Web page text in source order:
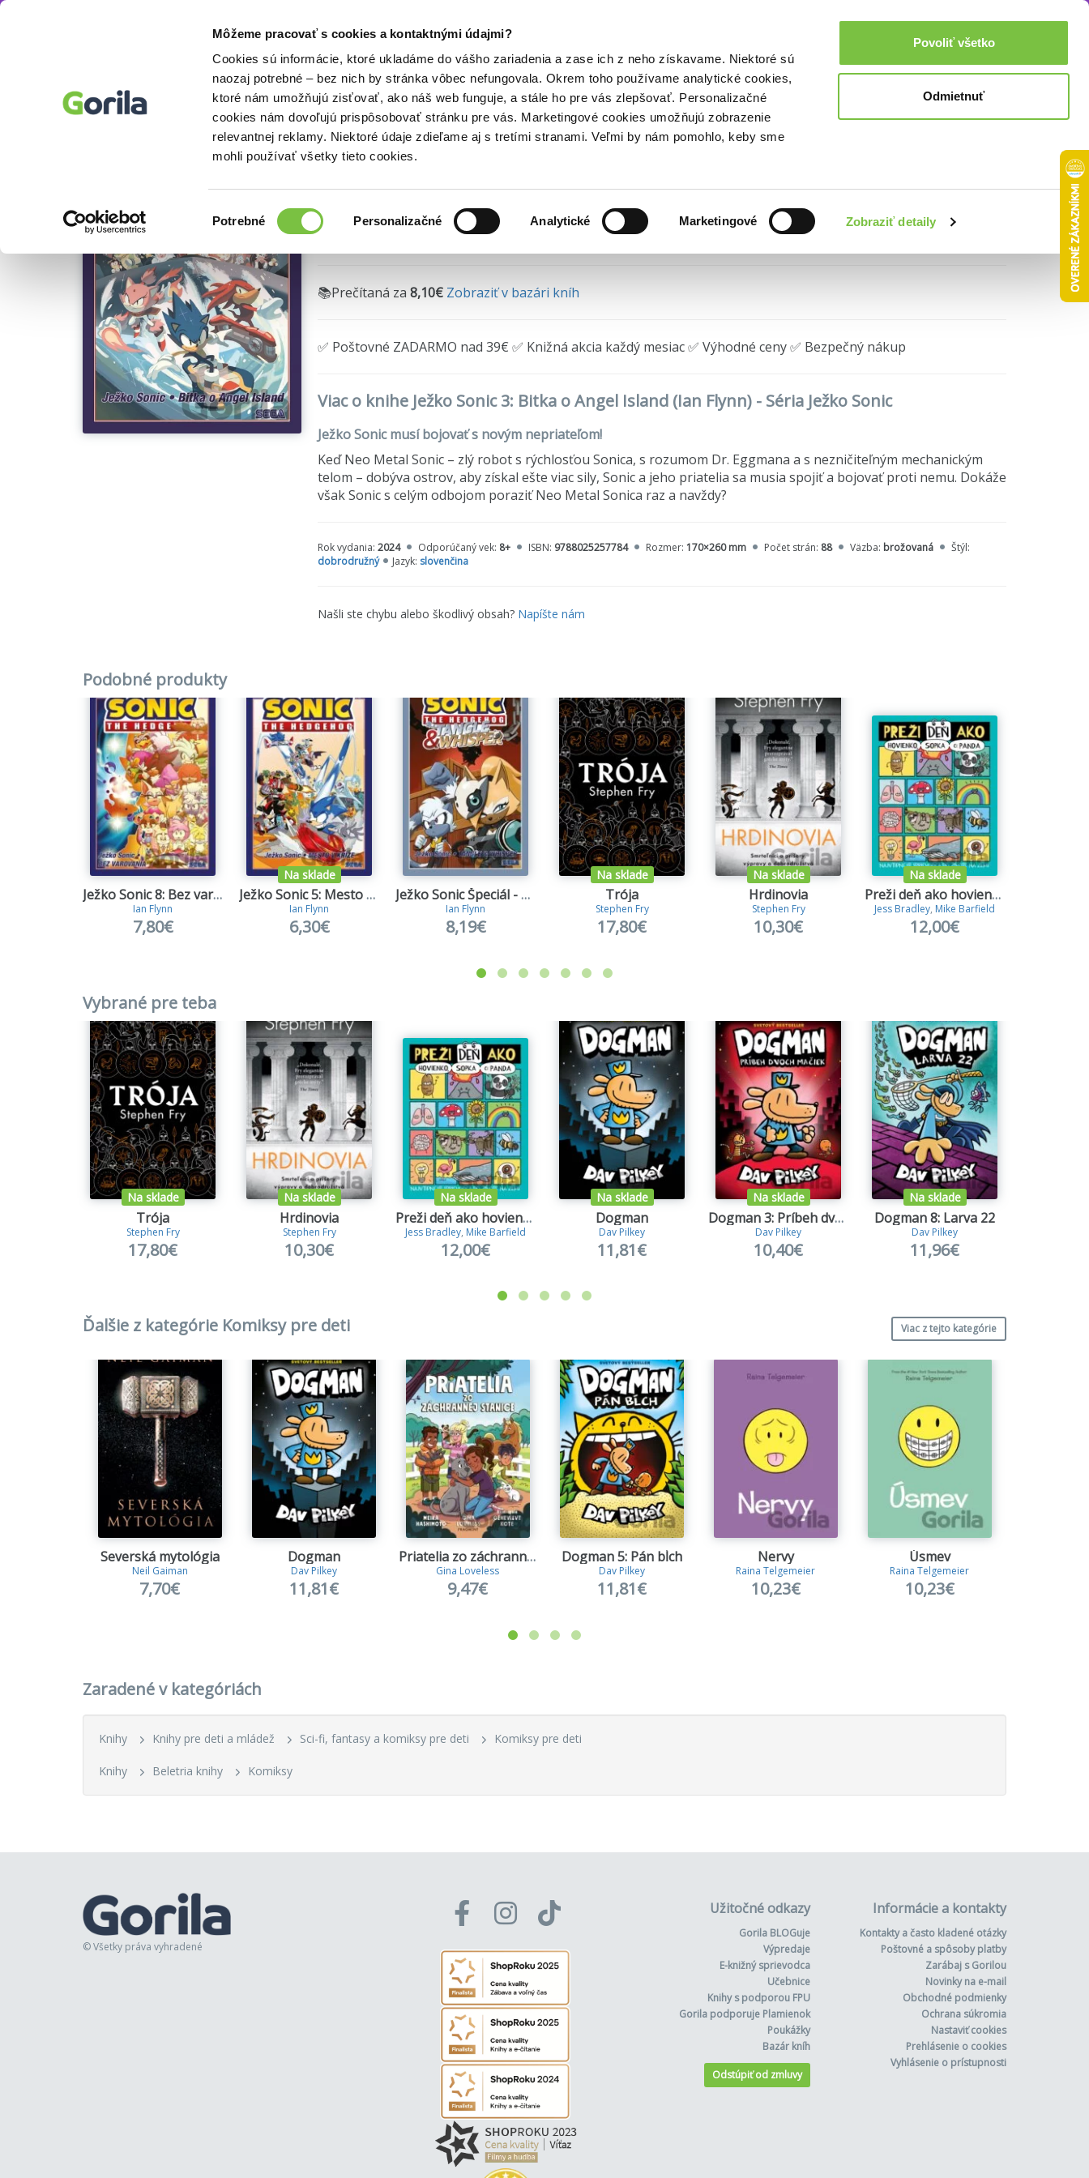
Môžeme pracovať s cookies a kontaktnými údajmi?
Cookies sú informácie, ktoré ukladáme do vášho zariadenia a zase ich z neho získavame. Niektoré sú
naozaj potrebné – bez nich by stránka vôbec nefungovala. Okrem toho používame analytické cookies,
ktoré nám umožňujú zisťovať, ako náš web funguje, a stále ho pre vás zlepšovať. Personalizačné
cookies nám dovoľujú prispôsobovať stránku pre vás. Marketingové cookies umožňujú zobrazenie
relevantnej reklamy. Niektoré údaje zdieľame aj s tretími stranami. Veľmi by nám pomohlo, keby sme
mohli používať všetky tieto cookies.
súhlasu
Potrebné Personalizačné Analytické Marketingové Zobraziť detaily
Povoliť všetko
Odmietnuť
Doplnky Prihlásenie 0,00€
Knihy pre deti a mládež Sci-fi, fantasy a komiksy pre deti Komiksy pre deti Akcie a zľavy
Ukážka Ježko Sonic 3: Bitka o Angel Island
Ian Flynn•Egmont SK
🍎 Vypredané, sú však dostupné iné vydania
📚Prečítaná za 8,10€ Zobraziť v bazári kníh
✅ Poštovné ZADARMO nad 39€ ✅ Knižná akcia každý mesiac ✅ Výhodné ceny ✅ Bezpečný nákup
Viac o knihe Ježko Sonic 3: Bitka o Angel Island (Ian Flynn) - Séria Ježko Sonic
Ježko Sonic musí bojovať s novým nepriateľom!
Keď Neo Metal Sonic – zlý robot s rýchlosťou Sonica, s rozumom Dr. Eggmana a s nezničiteľným mechanickým
telom – dobýva ostrov, aby získal ešte viac sily, Sonic a jeho priatelia sa musia spojiť a bojovať proti nemu. Dokáže
však Sonic s celým odbojom poraziť Neo Metal Sonica raz a navždy?
Rok vydania: 2024 Odporúčaný vek: 8+ ISBN: 9788025257784 Rozmer: 170×260 mm Počet strán: 88 Väzba: brožovaná
Štýl:
dobrodružný
Jazyk: slovenčina
Našli ste chybu alebo škodlivý obsah? Napíšte nám
Podobné produkty
Ježko Sonic 8: Bez varovania
Ian Flynn
7,80€
Na sklade
Ježko Sonic 5: Mesto v kríze
Ian Flynn
6,30€
Ježko Sonic Špeciál - Tangle & Whisper
Ian Flynn
8,19€
Na sklade
Trója
Stephen Fry
17,80€
Na sklade
Hrdinovia
Stephen Fry
10,30€
Na sklade
Preži deň ako hovienko, sopka či panda
Jess Bradley, Mike Barfield
12,00€
Vybrané pre teba
Na sklade
Trója
Stephen Fry
17,80€
Na sklade
Hrdinovia
Stephen Fry
10,30€
Na sklade
Preži deň ako hovienko, sopka či panda
Jess Bradley, Mike Barfield
12,00€
Na sklade
Dogman
Dav Pilkey
11,81€
Na sklade
Dogman 3: Príbeh dvoch mačiek
Dav Pilkey
10,40€
Na sklade
Dogman 8: Larva 22
Dav Pilkey
11,96€
Ďalšie z kategórie Komiksy pre deti Viac z tejto kategórie
Severská mytológia
Neil Gaiman
7,70€
Dogman
Dav Pilkey
11,81€
Priatelia zo záchrannej stanice 1
Gina Loveless
9,47€
Dogman 5: Pán bĺch
Dav Pilkey
11,81€
Nervy
Raina Telgemeier
10,23€
Úsmev
Raina Telgemeier
10,23€
Zaradené v kategóriách
Knihy Knihy pre deti a mládež Sci-fi, fantasy a komiksy pre deti Komiksy pre deti
Knihy Beletria knihy Komiksy
© Všetky práva vyhradené
Užitočné odkazy
Gorila BLOGuje
Výpredaje
E-knižný sprievodca
Učebnice
Knihy s podporou FPU
Gorila podporuje Plamienok
Poukážky
Bazár kníh
Odstúpiť od zmluvy
Informácie a kontakty
Kontakty a často kladené otázky
Poštovné a spôsoby platby
Zarábaj s Gorilou
Novinky na e-mail
Obchodné podmienky
Ochrana súkromia
Nastaviť cookies
Prehlásenie o cookies
Vyhlásenie o prístupnosti